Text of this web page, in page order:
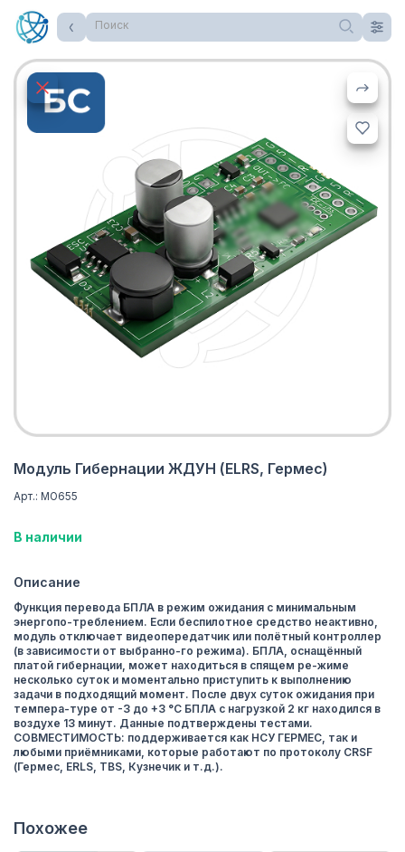
Поиск
Модуль Гибернации ЖДУН (ELRS, Гермес)
Арт.: МО655
В наличии
Описание
Функция перевода БПЛА в режим ожидания с минимальным
энергопо-треблением. Если беспилотное средство неактивно,
модуль отключает видеопередатчик или полётный контроллер
(в зависимости от выбранно-го режима). БПЛА, оснащённый
платой гибернации, может находиться в спящем ре-жиме
несколько суток и моментально приступить к выполнению
задачи в подходящий момент. После двух суток ожидания при
темпера-туре от -3 до +3 °C БПЛА с нагрузкой 2 кг находился в
воздухе 13 минут. Данные подтверждены тестами.
СОВМЕСТИМОСТЬ: поддерживается как НСУ ГЕРМЕС, так и
любыми приёмниками, которые работают по протоколу CRSF
(Гермес, ERLS, TBS, Кузнечик и т.д.).
Похожее